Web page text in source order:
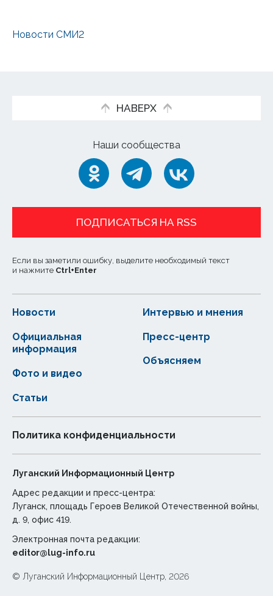
Новости СМИ2
НАВЕРХ
Наши сообщества
ПОДПИСАТЬСЯ НА RSS
Если вы заметили ошибку, выделите необходимый текст
и нажмите Ctrl+Enter
Новости
Статьи
Официальная
информация
Интервью и мнения
Фото и видео
Пресс-центр
Объясняем
Политика конфиденциальности
Луганский Информационный Центр
Адрес редакции и пресс-центра:
Луганск, площадь Героев Великой Отечественной войны,
д. 9, офис 419.
Электронная почта редакции:
editor@lug-info.ru
© Луганский Информационный Центр, 2026